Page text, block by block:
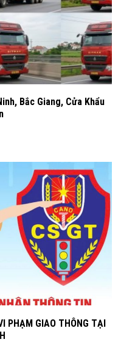
Bắc Giang, Cửa Khẩu
PHẠM GIAO THÔNG TẠI